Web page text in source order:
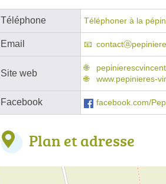
Téléphone Téléphoner à la
Email
Site web
www.pepinieres-
Facebook facebook.com/
Plan et adresse